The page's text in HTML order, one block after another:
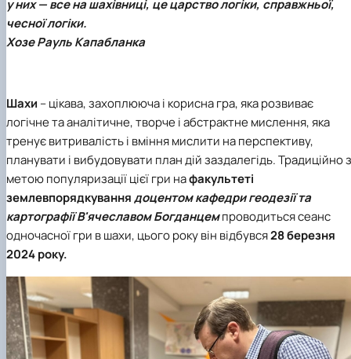
у них — все на шахівниці, це царство логіки, справжньої,
чесної логіки.
Хозе Рауль Капабланка
Шахи – цікава, захоплююча і корисна гра, яка розвиває
логічне та аналітичне, творче і абстрактне мислення, яка
тренує витривалість і вміння мислити на перспективу,
планувати і вибудовувати план дій заздалегідь. Традиційно з
метою популяризації цієї гри нафакультеті
землевпорядкуваннядоцентом кафедри геодезії та
картографіїВ'ячеславом Богданцемпроводиться сеанс
одночасної гри в шахи, цього року він відбувся28 березня
2024 року.